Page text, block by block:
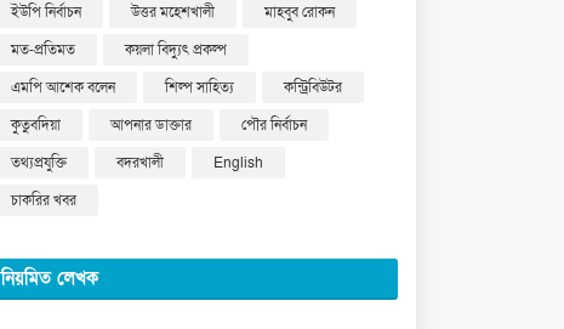
ইউপি নির্বাচন
উত্তর মহেশখালী
মাহবুব রোকন
মত-প্রতিমত
কয়লা বিদ্যুৎ প্রকল্প
এমপি আশেক বলেন
শিল্প সাহিত্য
কন্ট্রিবিউটর
কুতুবদিয়া
আপনার ডাক্তার
পৌর নির্বাচন
তথ্যপ্রযুক্তি
বদরখালী
English
চাকরির খবর
নিয়মিত লেখক